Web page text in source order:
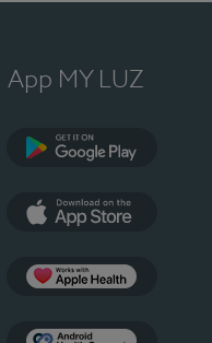
App MY LUZ